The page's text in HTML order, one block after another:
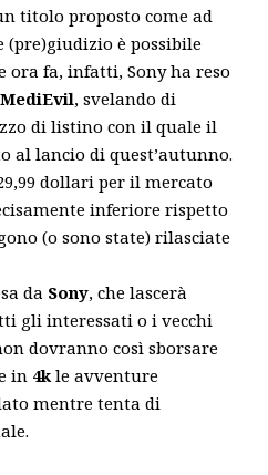
titolo proposto come ad
(pre)giudizio è possibile
ora fa, infatti, Sony ha reso
MediEvil, svelando di
di listino con il quale il
al lancio di quest’autunno.
dollari per il mercato
inferiore rispetto
(o sono state) rilasciate
da Sony, che lascerà
gli interessati o i vecchi
dovranno così sborsare
in 4k le avventure
mentre tenta di